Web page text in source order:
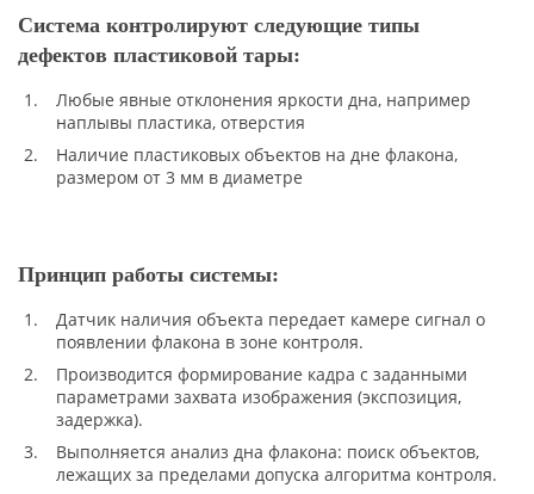
Система контролируют следующие типы
дефектов пластиковой тары:
Любые явные отклонения яркости дна, например
наплывы пластика, отверстия
Наличие пластиковых объектов на дне флакона,
размером от 3 мм в диаметре
Принцип работы системы:
Датчик наличия объекта передает камере сигнал о
появлении флакона в зоне контроля.
Производится формирование кадра с заданными
параметрами захвата изображения (экспозиция,
задержка).
Выполняется анализ дна флакона: поиск объектов,
лежащих за пределами допуска алгоритма контроля.